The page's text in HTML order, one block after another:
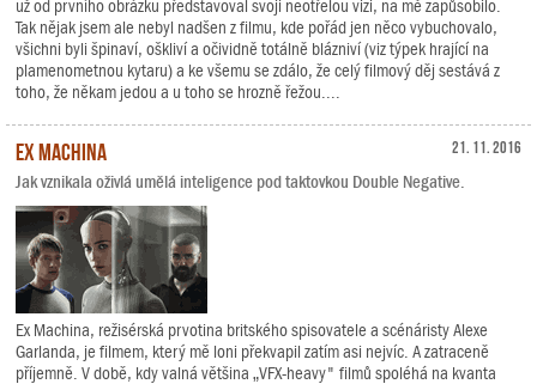
už od prvního obrázku představoval svoji neotřelou vizi, na mě zapůsobilo.
Tak nějak jsem ale nebyl nadšen z filmu, kde pořád jen něco vybuchovalo,
všichni byli špinaví, oškliví a očividně totálně blázniví (viz týpek hrající na
plamenometnou kytaru) a ke všemu se zdálo, že celý filmový děj sestává z
toho, že někam jedou a u toho se hrozně řežou....
21. 11. 2016
Ex Machina
Jak vznikala oživlá umělá inteligence pod taktovkou Double Negative.
Ex Machina, režisérská prvotina britského spisovatele a scénáristy Alexe
Garlanda, je filmem, který mě loni překvapil zatím asi nejvíc. A zatraceně
příjemně. V době, kdy valná většina „VFX-heavy" filmů spoléhá na kvanta